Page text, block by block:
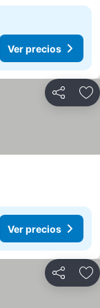
Ver precios
Compartir
Ver precios
Compartir